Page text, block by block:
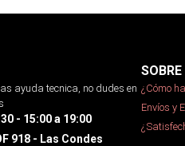
ayuda tecnica, no dudes en
- 15:00 a 19:00
918 - Las Condes
¿Cómo
Envíos y